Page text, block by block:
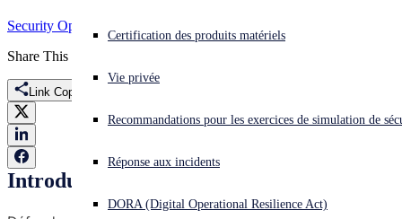
Vous subissez une cyberattaque ? Obtenez une aide immédiate.
Se connecter
Open search
Français Open language switcher
Certification des produits matériels
Vie privée
Recommandations pour les exercices de simulation de
Réponse aux incidents
DORA (Digital Operational Resilience Act)
Security Operations
Share This
Link Copied
Introduction